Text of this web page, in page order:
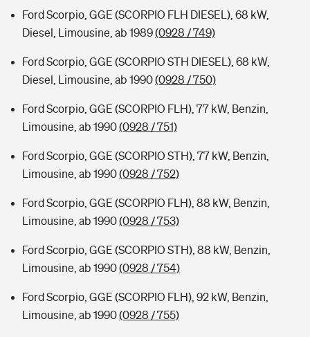
Ford Scorpio, GGE (SCORPIO FLH DIESEL), 68 kW,
Diesel, Limousine, ab 1989(0928 / 749)
Ford Scorpio, GGE (SCORPIO STH DIESEL), 68 kW,
Diesel, Limousine, ab 1990(0928 / 750)
Ford Scorpio, GGE (SCORPIO FLH), 77 kW, Benzin,
Limousine, ab 1990(0928 / 751)
Ford Scorpio, GGE (SCORPIO STH), 77 kW, Benzin,
Limousine, ab 1990(0928 / 752)
Ford Scorpio, GGE (SCORPIO FLH), 88 kW, Benzin,
Limousine, ab 1990(0928 / 753)
Ford Scorpio, GGE (SCORPIO STH), 88 kW, Benzin,
Limousine, ab 1990(0928 / 754)
Ford Scorpio, GGE (SCORPIO FLH), 92 kW, Benzin,
Limousine, ab 1990(0928 / 755)